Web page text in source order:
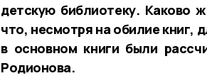
детскую библиотеку. Каково
что, несмотря на обилие книг,
в основном книги были
Родионова.